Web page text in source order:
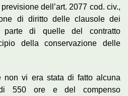
dell’art. 2077 cod. civ.,
di diritto delle clausole dei
parte di quelle del contratto
della conservazione delle
non vi era stata di fatto alcuna
550 ore e del compenso